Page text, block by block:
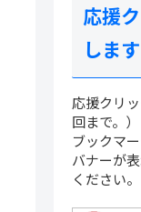
応援
しま
応援クリ
回まで。）
ブックマ
バナーが
ください。